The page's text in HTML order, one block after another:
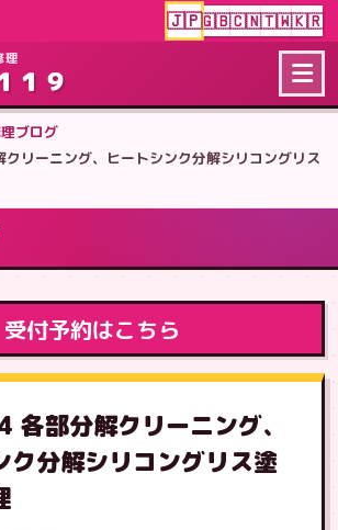
🇯🇵🇬🇧🇨🇳🇹🇼🇰🇷
理
１９
ブログ
クリーニング、ヒートシンク分解シリコングリス
受付予約はこちら
各部分解クリーニング、
ク分解シリコングリス塗